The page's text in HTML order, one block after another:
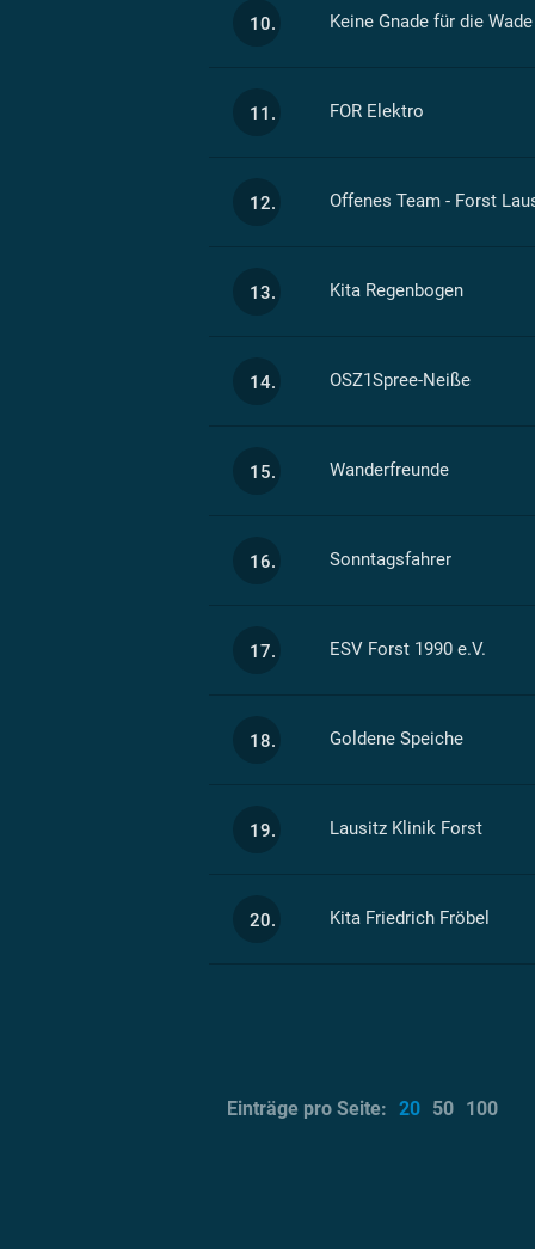
10. Keine Gnade für die Wade
11. FOR Elektro
12. Offenes Team - Forst
13. Kita Regenbogen
14. OSZ1Spree-Neiße
15. Wanderfreunde
16. Sonntagsfahrer
17. ESV Forst 1990 e.V.
18. Goldene Speiche
19. Lausitz Klinik Forst
20. Kita Friedrich Fröbel
Einträge pro Seite: 20 50 100